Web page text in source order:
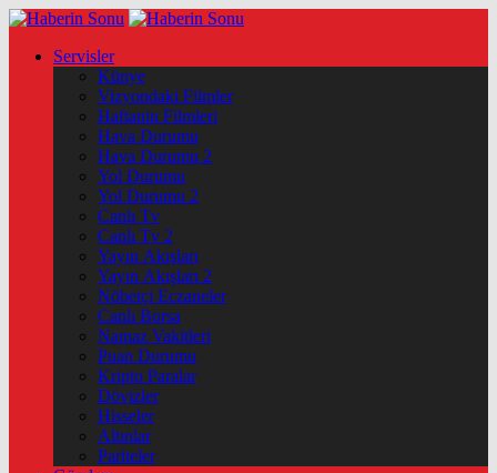
Servisler
Künye
Vizyondaki Filmler
Haftanin Filmleri
Hava Durumu
Hava Durumu 2
Yol Durumu
Yol Durumu 2
Canlı Tv
Canlı Tv 2
Yayın Akışları
Yayın Akışları 2
Nöbetçi Eczaneler
Canlı Borsa
Namaz Vakitleri
Puan Durumu
Kripto Paralar
Dövizler
Hisseler
Altınlar
Pariteler